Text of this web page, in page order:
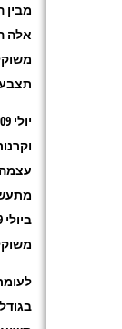
מבין
אלה
תצבענה